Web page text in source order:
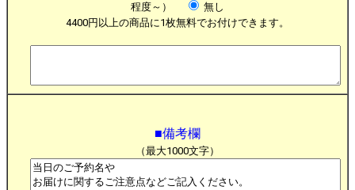
程度～）
無し
4400円以上の商品に1枚無料でお付けできます。
■備考欄
（最大1000文字）